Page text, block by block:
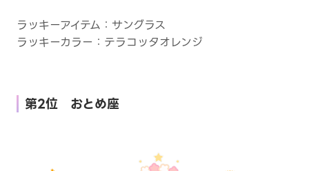
ラッキーアイテム：サングラス
ラッキーカラー：テラコッタオレンジ
第2位 おとめ座